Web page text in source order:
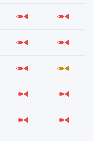
Слабо Слабо
Слабо Слабо
Слабо Средне
Слабо Слабо
Слабо Слабо